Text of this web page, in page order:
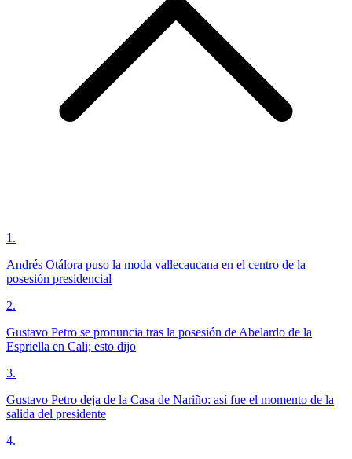
1 .
Andrés Otálora puso la moda vallecaucana en el centro de la
posesión presidencial
2.
Gustavo Petro se pronuncia tras la posesión de Abelardo de la
Espriella en Cali; esto dijo
3.
Gustavo Petro deja de la Casa de Nariño: así fue el momento de la
salida del presidente
4.